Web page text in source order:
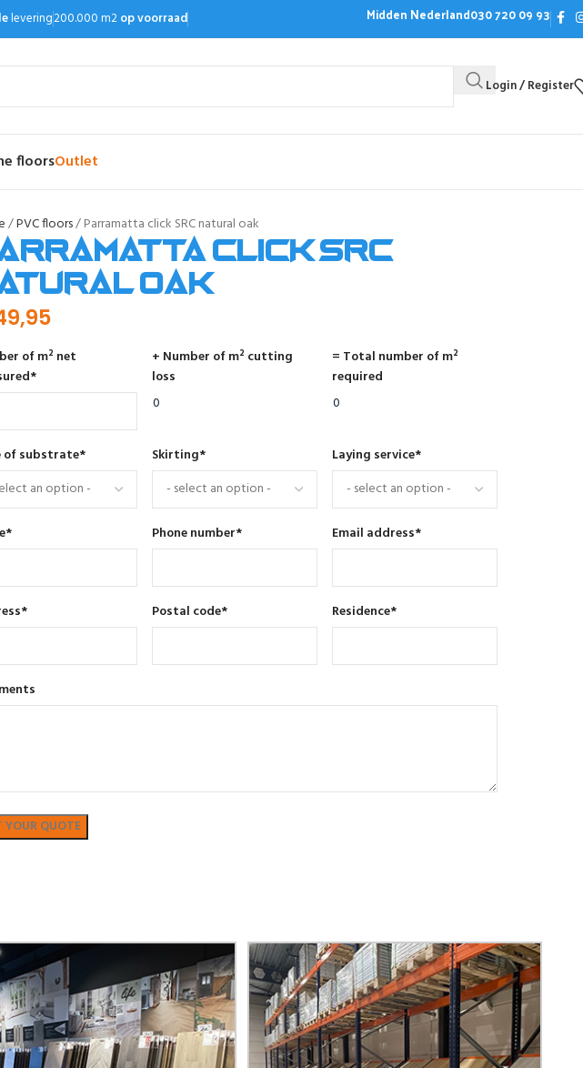
levering200.000 m2op voorraad Midden Nederland030 720 09 93
Login / Register
floorsOutlet
PVC floors Parramatta click SRC natural oak
click SRC
oak
of m² net
*
+ Number of m² cutting
loss
= Total number of m²
required
of substrate* Skirting* Laying service*
* Phone number* Email address*
* Postal code* Residence*